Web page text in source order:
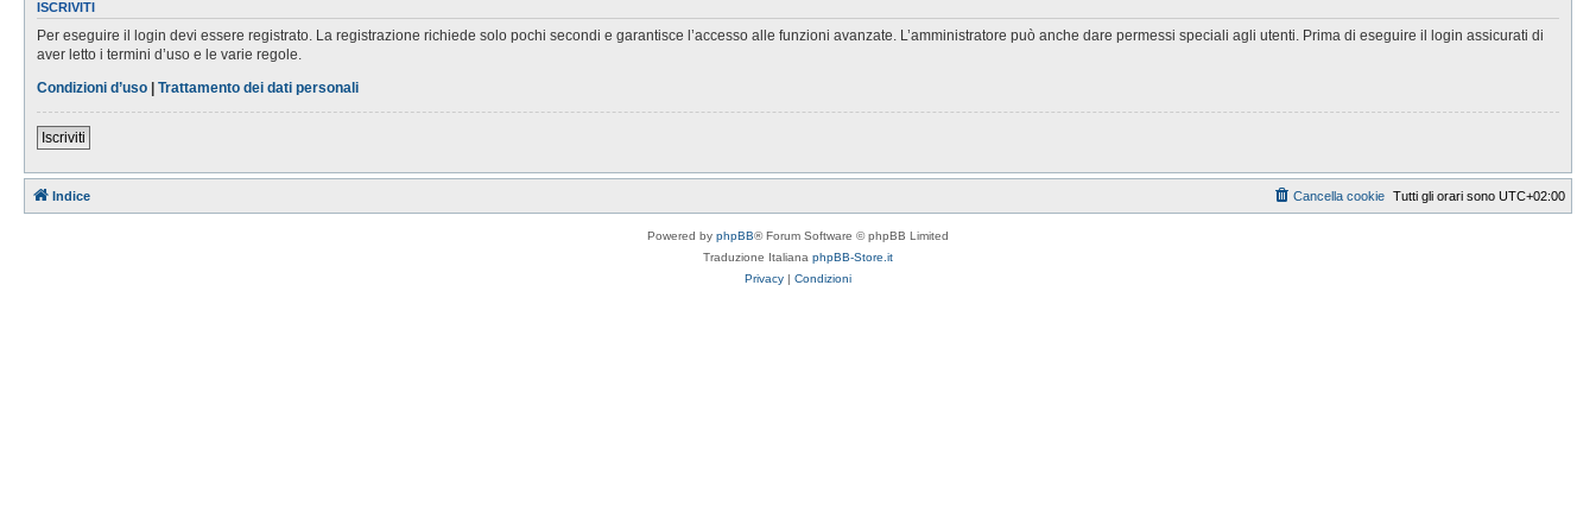
ISCRIVITI
Per eseguire il login devi essere registrato. La registrazione richiede solo pochi secondi e garantisce l’accesso alle funzioni avanzate. L’amministratore può anche dare permessi speciali agli utenti. Prima di eseguire il login assicurati di
aver letto i termini d’uso e le varie regole.
Condizioni d’uso | Trattamento dei dati personali
Iscriviti
Indice Tutti gli orari sono UTC+02:00
Cancella cookie
Powered by phpBB® Forum Software © phpBB Limited
Traduzione Italiana phpBB-Store.it
Privacy | Condizioni